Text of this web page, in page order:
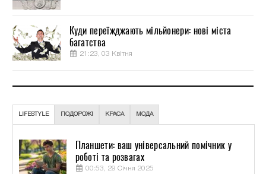
Куди переїжджають мільйонери: нові міста
багатства
21:23, 03 Квітня
LIFESTYLE ПОДОРОЖІ КРАСА МОДА
Планшети: ваш універсальний помічник у
роботі та розвагах
00:53, 29 Січня 2025